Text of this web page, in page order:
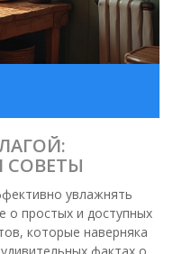
увлажнять
о простых и доступных
которые наверняка